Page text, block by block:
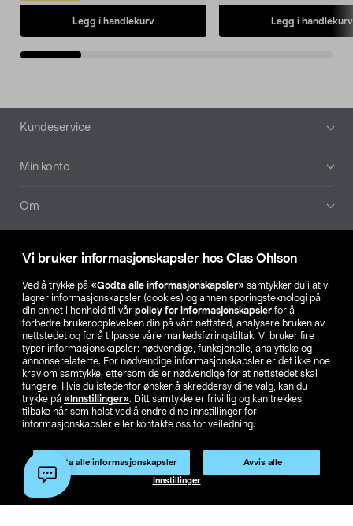
Vi bruker informasjonskapsler hos Clas Ohlson
Ved å trykke på «Godta alle informasjonskapsler» samtykker du i at vi
lagrer informasjonskapsler (cookies) og annen sporingsteknologi på
din enhet i henhold til vår policy for informasjonskapsler for å
forbedre brukeropplevelsen din på vårt nettsted, analysere bruken av
nettstedet og for å tilpasse våre markedsføringstiltak. Vi bruker fire
typer informasjonskapsler: nødvendige, funksjonelle, analytiske og
annonserelaterte. For nødvendige informasjonskapsler er det ikke noe
krav om samtykke, ettersom de er nødvendige for at nettstedet skal
fungere. Hvis du istedenfor ønsker å skreddersy dine valg, kan du
trykke på «Innstillinger». Ditt samtykke er frivillig og kan trekkes
tilbake når som helst ved å endre dine innstillinger for
informasjonskapsler eller kontakte oss for veiledning.
Godta alle informasjonskapsler Avvis alle
Innstillinger
Produktet har utgått
Artikkelnr.:56-2055
Legg i handlekurv Legg i handlekurv
Bunntekst
Kundeservice
Min konto
Om
Våre selskaper
Finn din butikk
SE NO FI
Privacy statement Medlemsvilkår Kjøpsvilkår
For bedrifter
Endre til priser ekskl. moms